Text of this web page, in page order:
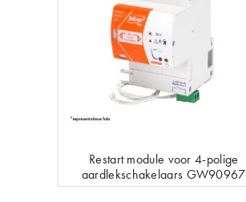
Restart module voor 4-polige
aardlekschakelaars GW90967